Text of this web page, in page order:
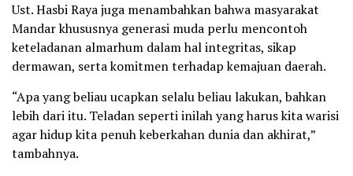
Ust. Hasbi Raya juga menambahkan bahwa masyarakat
Mandar khususnya generasi muda perlu mencontoh
keteladanan almarhum dalam hal integritas, sikap
dermawan, serta komitmen terhadap kemajuan daerah.
“Apa yang beliau ucapkan selalu beliau lakukan, bahkan
lebih dari itu. Teladan seperti inilah yang harus kita warisi
agar hidup kita penuh keberkahan dunia dan akhirat,”
tambahnya.